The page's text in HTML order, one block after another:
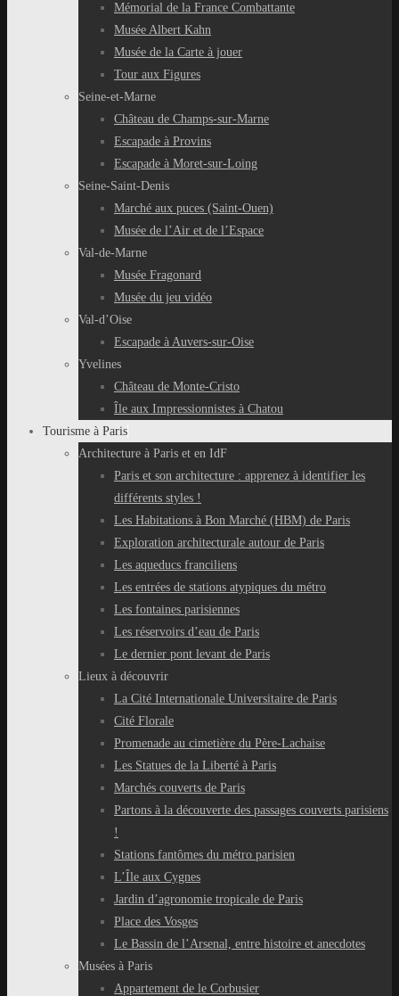
Mémorial de la France Combattante
Musée Albert Kahn
Musée de la Carte à jouer
Tour aux Figures
Seine-et-Marne
Château de Champs-sur-Marne
Escapade à Provins
Escapade à Moret-sur-Loing
Seine-Saint-Denis
Marché aux puces (Saint-Ouen)
Musée de l’Air et de l’Espace
Val-de-Marne
Musée Fragonard
Musée du jeu vidéo
Val-d’Oise
Escapade à Auvers-sur-Oise
Yvelines
Château de Monte-Cristo
Île aux Impressionnistes à Chatou
Tourisme à Paris
Architecture à Paris et en IdF
Paris et son architecture : apprenez à identifier les
différents styles !
Les Habitations à Bon Marché (HBM) de Paris
Exploration architecturale autour de Paris
Les aqueducs franciliens
Les entrées de stations atypiques du métro
Les fontaines parisiennes
Les réservoirs d’eau de Paris
Le dernier pont levant de Paris
Lieux à découvrir
La Cité Internationale Universitaire de Paris
Cité Florale
Promenade au cimetière du Père-Lachaise
Les Statues de la Liberté à Paris
Marchés couverts de Paris
Partons à la découverte des passages couverts parisiens
!
Stations fantômes du métro parisien
L’Île aux Cygnes
Jardin d’agronomie tropicale de Paris
Place des Vosges
Le Bassin de l’Arsenal, entre histoire et anecdotes
Musées à Paris
Appartement de le Corbusier